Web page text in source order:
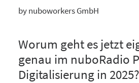
by nuboworkers GmbH
Worum geht es jetzt
genau im nuboRadio
Digitalisierung in 2025?